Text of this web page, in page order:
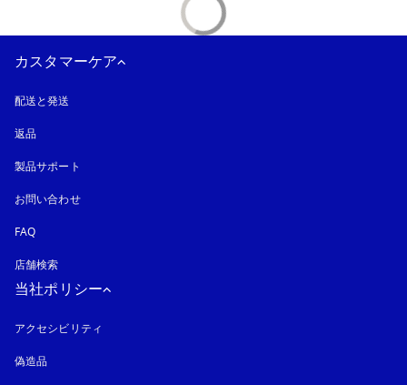
カスタマーケア
配送と発送
返品
製品サポート
お問い合わせ
FAQ
店舗検索
当社ポリシー
アクセシビリティ
偽造品